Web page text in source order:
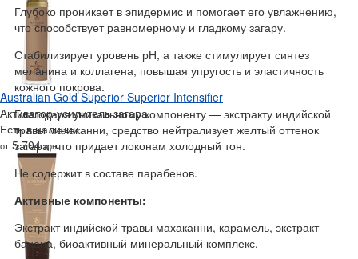
Глубоко проникает в эпидермис и помогает его увлажнению,
что способствует равномерному и гладкому загару.
Стабилизирует уровень рН, а также стимулирует синтез
меланина и коллагена, повышая упругость и эластичность
кожного покрова.
Благодаря уникальному компоненту — экстракту индийской
травы махаканни, средство нейтрализует желтый оттенок
загара, что придает локонам холодный тон.
Не содержит в составе парабенов.
Активные компоненты:
Экстракт индийской травы махаканни, карамель, экстракт
банана, биоактивный минеральный комплекс.
Australian Gold Superior Superior Intensifier
Активатор-усилитель загара
Есть в наличии
от 5 704грн